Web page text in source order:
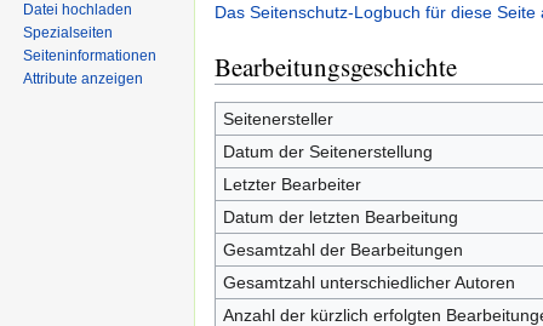
Das Seitenschutz-Logbuch für diese Seite
Bearbeitungsgeschichte
Seitenersteller
Datum der Seitenerstellung
Letzter Bearbeiter
Datum der letzten Bearbeitung
Gesamtzahl der Bearbeitungen
Gesamtzahl unterschiedlicher Autoren
Anzahl der kürzlich erfolgten
Datei hochladen
Spezialseiten
Seiten­informationen
Attribute anzeigen